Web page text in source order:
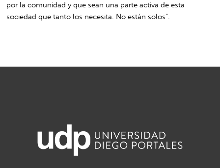
por la comunidad y que sean una parte activa de esta
sociedad que tanto los necesita. No están solos”.